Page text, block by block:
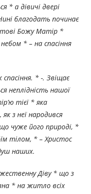
* а дівичі двері
благодать починає
Божу Матір *
небом * – на спасіння
* -. Звіщає
неплідність нашої
тієї * яка
з неї народився
чуже його природі, *
тілом, * – Христос
наших.
Діву * що з
* на житло всіх